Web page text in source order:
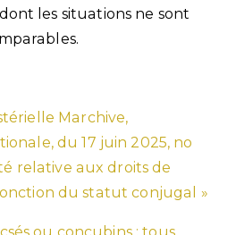
les situations ne sont
Marchive,
du 17 juin 2025, no
relative aux droits de
du statut conjugal »